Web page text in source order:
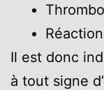
Il est donc
à tout signe